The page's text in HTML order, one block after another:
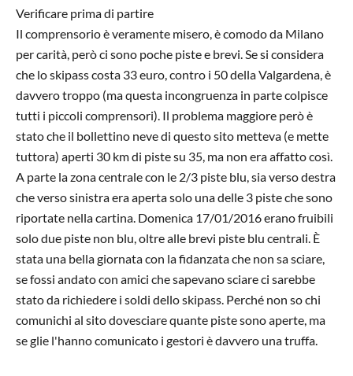
Verificare prima di partire
Il comprensorio è veramente misero, è comodo da Milano
per carità, però ci sono poche piste e brevi. Se si considera
che lo skipass costa 33 euro, contro i 50 della Valgardena, è
davvero troppo (ma questa incongruenza in parte colpisce
tutti i piccoli comprensori). Il problema maggiore però è
stato che il bollettino neve di questo sito metteva (e mette
tuttora) aperti 30 km di piste su 35, ma non era affatto così.
A parte la zona centrale con le 2/3 piste blu, sia verso destra
che verso sinistra era aperta solo una delle 3 piste che sono
riportate nella cartina. Domenica 17/01/2016 erano fruibili
solo due piste non blu, oltre alle brevi piste blu centrali. È
stata una bella giornata con la fidanzata che non sa sciare,
se fossi andato con amici che sapevano sciare ci sarebbe
stato da richiedere i soldi dello skipass. Perché non so chi
comunichi al sito dovesciare quante piste sono aperte, ma
se glie l'hanno comunicato i gestori è davvero una truffa.